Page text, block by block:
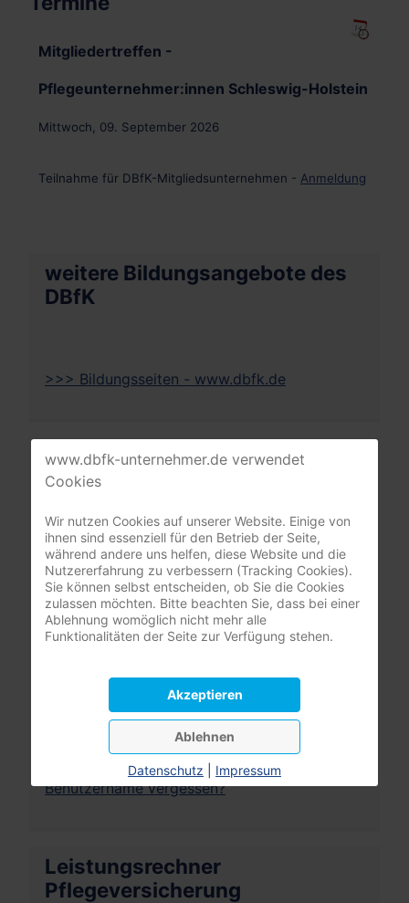
Mitgliedertreffen -
Pflegeunternehmer:innen Schleswig-Holstein
Mittwoch, 09. September 2026
Teilnahme für DBfK-Mitgliedsunternehmen - Anmeldung
weitere Bildungsangebote des
DBfK
>>> Bildungsseiten - www.dbfk.de
Mitgliederbereich
(DBfK Nordwest + Südost)
Benutzername
Passwort
Angemeldet bleiben
Anmelden
Passwort vergessen?
Benutzername vergessen?
Leistungsrechner
Pflegeversicherung
www.dbfk-unternehmer.de verwendet
Cookies
Wir nutzen Cookies auf unserer Website. Einige von
ihnen sind essenziell für den Betrieb der Seite,
während andere uns helfen, diese Website und die
Nutzererfahrung zu verbessern (Tracking Cookies).
Sie können selbst entscheiden, ob Sie die Cookies
zulassen möchten. Bitte beachten Sie, dass bei einer
Ablehnung womöglich nicht mehr alle
Funktionalitäten der Seite zur Verfügung stehen.
Akzeptieren
Ablehnen
Datenschutz Impressum